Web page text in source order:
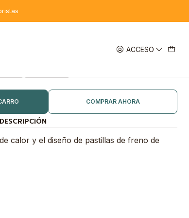
ACCESO
COMPRAR AHORA
DESCRIPCIÓN
calor y el diseño de pastillas de freno de